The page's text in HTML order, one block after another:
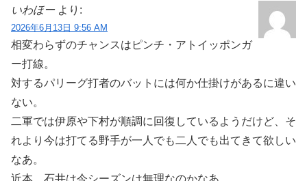
いわほー より:
2026年6月13日 9:56 AM
相変わらずのチャンスはピンチ・アトイッポンガ
ー打線。
対するパリーグ打者のバットには何か仕掛けがあるに違い
ない。
二軍では伊原や下村が順調に回復しているようだけど、そ
れより今は打てる野手が一人でも二人でも出てきて欲しい
なあ。